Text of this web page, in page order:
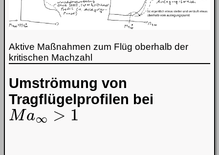
Aktive Maßnahmen zum Flüg oberhalb der
kritischen Machzahl
Umströmung von
Tragflügelprofilen bei
Ma∞>1